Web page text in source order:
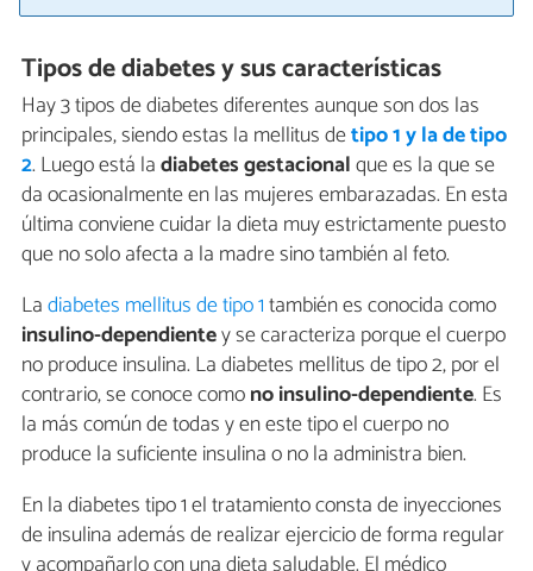
Tipos de diabetes y sus características
Hay 3 tipos de diabetes diferentes aunque son dos las
principales, siendo estas la mellitus detipo 1 y la de tipo
2. Luego está ladiabetes gestacionalque es la que se
da ocasionalmente en las mujeres embarazadas. En esta
última conviene cuidar la dieta muy estrictamente puesto
que no solo afecta a la madre sino también al feto.
Ladiabetes mellitus de tipo 1también es conocida como
insulino-dependientey se caracteriza porque el cuerpo
no produce insulina. La diabetes mellitus de tipo 2, por el
contrario, se conoce comono insulino-dependiente. Es
la más común de todas y en este tipo el cuerpo no
produce la suficiente insulina o no la administra bien.
En la diabetes tipo 1 el tratamiento consta de inyecciones
de insulina además de realizar ejercicio de forma regular